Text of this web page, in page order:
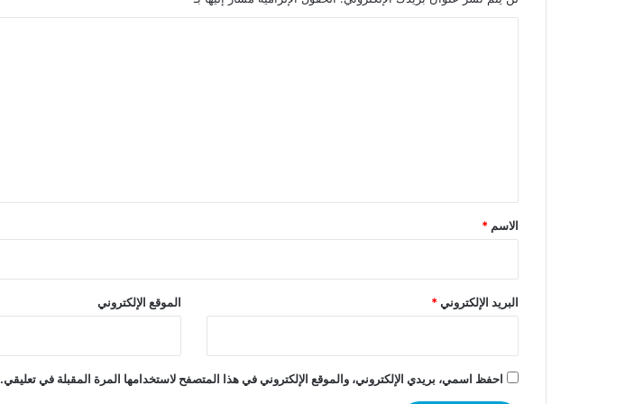
*
الاسم *
البريد الإلكتروني* الموقع الإلكتروني
احفظ اسمي، بريدي الإلكتروني، والموقع الإلكتروني في هذا المتصفح لاستخدامها المرة المقبلة في تعليقي.